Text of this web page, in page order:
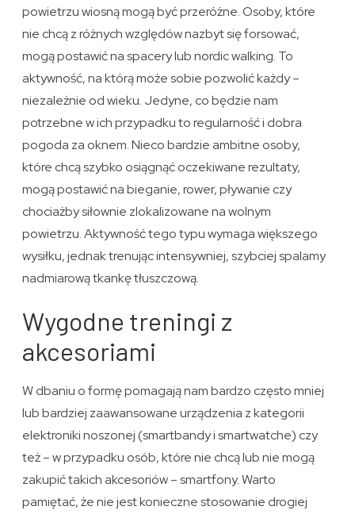
powietrzu wiosną mogą być przeróżne. Osoby, które
nie chcą z różnych względów nazbyt się forsować,
mogą postawić na spacery lub nordic walking. To
aktywność, na którą może sobie pozwolić każdy –
niezależnie od wieku. Jedyne, co będzie nam
potrzebne w ich przypadku to regularność i dobra
pogoda za oknem. Nieco bardzie ambitne osoby,
które chcą szybko osiągnąć oczekiwane rezultaty,
mogą postawić na bieganie, rower, pływanie czy
chociażby siłownie zlokalizowane na wolnym
powietrzu. Aktywność tego typu wymaga większego
wysiłku, jednak trenując intensywniej, szybciej spalamy
nadmiarową tkankę tłuszczową.
Wygodne treningi z
akcesoriami
W dbaniu o formę pomagają nam bardzo często mniej
lub bardziej zaawansowane urządzenia z kategorii
elektroniki noszonej (smartbandy i smartwatche) czy
też – w przypadku osób, które nie chcą lub nie mogą
zakupić takich akcesoriów – smartfony. Warto
pamiętać, że nie jest konieczne stosowanie drogiej